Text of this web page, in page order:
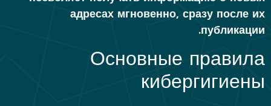
адресах мгновенно, сразу после их
публикации.
Основные правила
кибергигиены